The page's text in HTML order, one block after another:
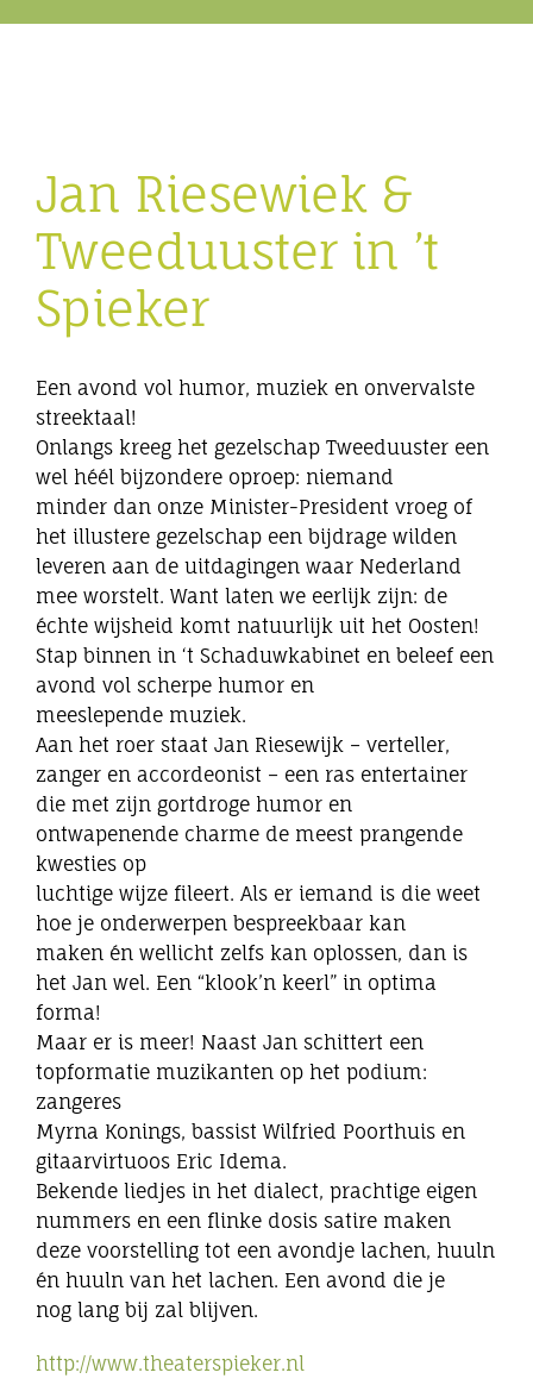
Eibergen onderneemt
Winkels
Bedrijven
Jan Riesewiek &
Tweeduuster in ’t
Spieker
Een avond vol humor, muziek en onvervalste
streektaal!
Onlangs kreeg het gezelschap Tweeduuster een
wel héél bijzondere oproep: niemand
minder dan onze Minister-President vroeg of
het illustere gezelschap een bijdrage wilden
leveren aan de uitdagingen waar Nederland
mee worstelt. Want laten we eerlijk zijn: de
échte wijsheid komt natuurlijk uit het Oosten!
Stap binnen in ‘t Schaduwkabinet en beleef een
avond vol scherpe humor en
meeslepende muziek.
Aan het roer staat Jan Riesewijk – verteller,
zanger en accordeonist – een ras entertainer
die met zijn gortdroge humor en
ontwapenende charme de meest prangende
kwesties op
luchtige wijze fileert. Als er iemand is die weet
hoe je onderwerpen bespreekbaar kan
maken én wellicht zelfs kan oplossen, dan is
het Jan wel. Een “klook’n keerl” in optima
forma!
Maar er is meer! Naast Jan schittert een
topformatie muzikanten op het podium:
zangeres
Myrna Konings, bassist Wilfried Poorthuis en
gitaarvirtuoos Eric Idema.
Bekende liedjes in het dialect, prachtige eigen
nummers en een flinke dosis satire maken
deze voorstelling tot een avondje lachen, huuln
én huuln van het lachen. Een avond die je
nog lang bij zal blijven.
http://www.theaterspieker.nl